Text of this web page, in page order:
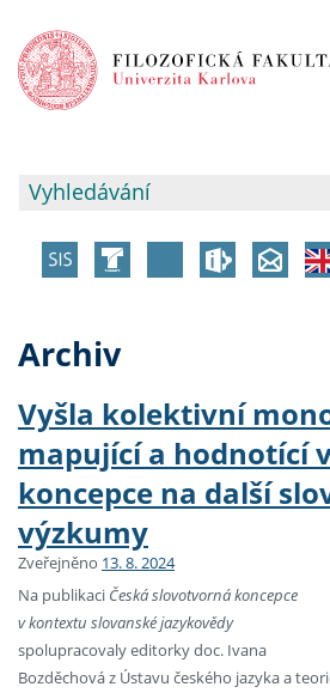
Archiv
Vyšla kolektivní
mapující a hodnotící
koncepce na další
výzkumy
Zveřejněno 13. 8. 2024
Na publikaci Česká slovotvorná kon­cepce
v kon­tex­tu slo­van­ské jazykovědy
spolupracovaly editorky doc. Ivana
Bozděchová z Ústavu českého jazyka a